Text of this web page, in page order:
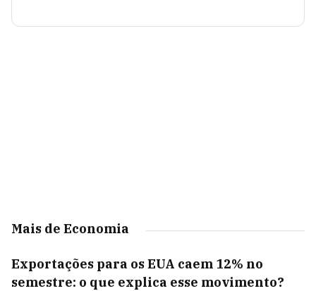
Mais de Economia
Exportações para os EUA caem 12% no
semestre: o que explica esse movimento?